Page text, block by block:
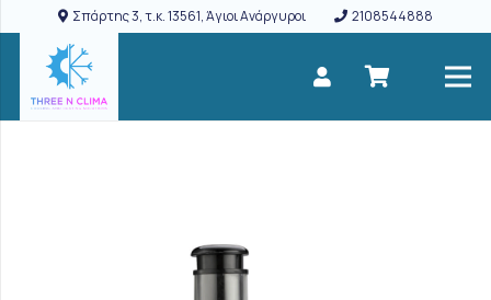
Σπάρτης 3, τ.κ. 13561, Άγιοι Ανάργυροι 2108544888